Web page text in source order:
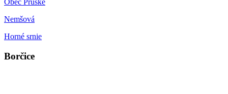
Nemšová
Horné srnie
Borčice